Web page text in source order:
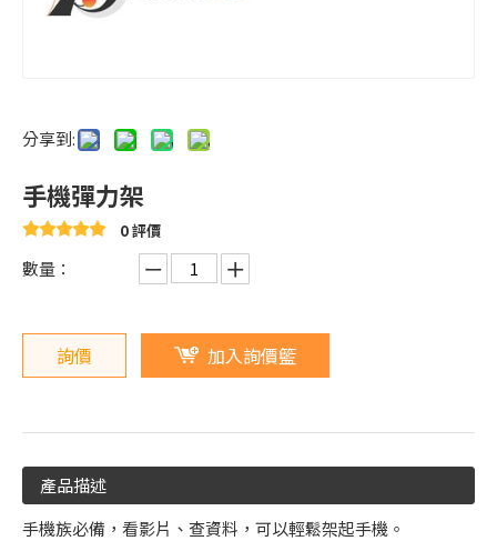
分享到:
手機彈力架
0 評價
數量：
詢價 加入詢價籃
產品描述
手機族必備，看影片、查資料，可以輕鬆架起手機。